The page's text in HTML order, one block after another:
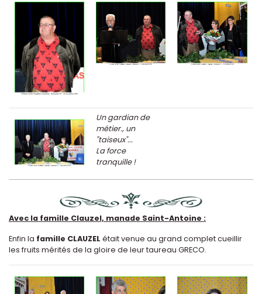
Un gardian de
métier., un
"taiseux"...
La force
tranquille !
Avec la famille Clauzel, manade Saint-Antoine :
Enfin la famille CLAUZEL était venue au grand complet cueillir
les fruits mérités de la gloire de leur taureau GRECO.